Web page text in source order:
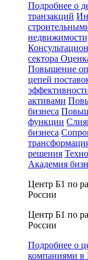
Подробнее о
транзакций
сектора
Повышение
цепей
активами
бизнеса
функции
бизнеса
решения
Академия
Центр Б1 по
России
Центр Б1 по
России
Подробнее о
компаниями в